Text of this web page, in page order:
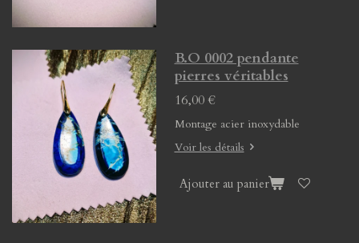
B.O 0002 pendante
pierres véritables
16,00 €
Montage acier inoxydable
Voir les détails
Ajouter au panier